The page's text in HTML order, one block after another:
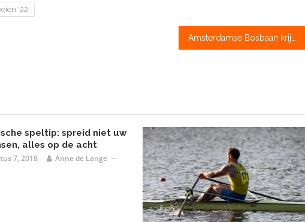
'22
Amsterdamse Bosbaan krijgt WK van 2026
speltip: spreid niet uw
alles op de acht
7, 2018 Anne de Lange